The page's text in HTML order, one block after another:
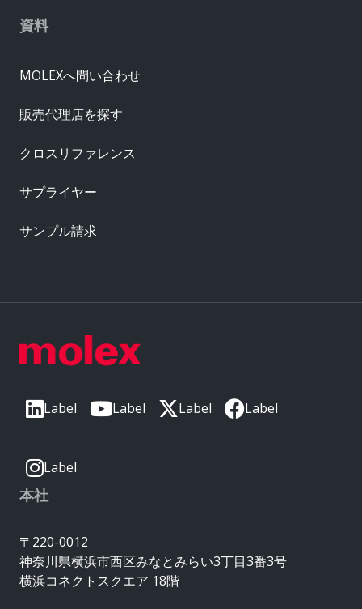
Label Label Label Label
Label
本社
〒220-0012
神奈川県横浜市西区みなとみらい3丁目3番3号
横浜コネクトスクエア 18階
資料
MOLEXへ問い合わせ
販売代理店を探す
クロスリファレンス
サプライヤー
サンプル請求